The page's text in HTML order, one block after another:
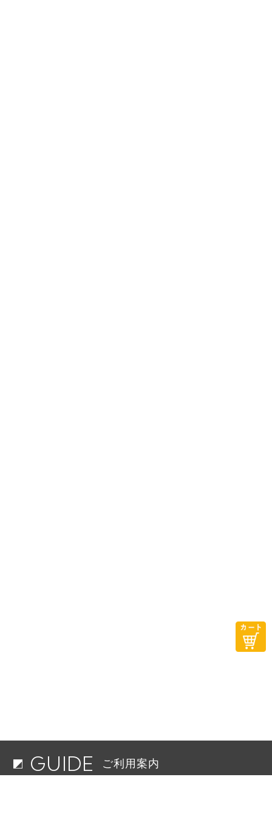
GUIDE ご利用案内